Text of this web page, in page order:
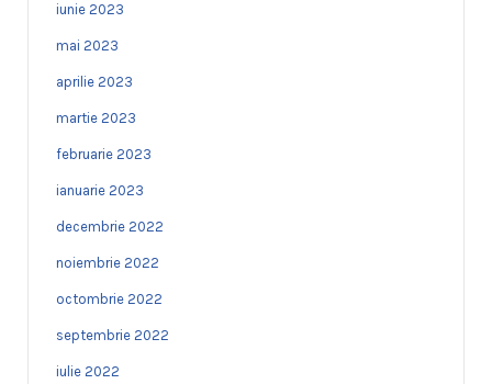
iunie 2023
mai 2023
aprilie 2023
martie 2023
februarie 2023
ianuarie 2023
decembrie 2022
noiembrie 2022
octombrie 2022
septembrie 2022
iulie 2022